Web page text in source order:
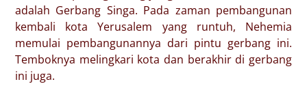
adalah Gerbang Singa. Pada zaman pembangunan
kembali kota Yerusalem yang runtuh, Nehemia
memulai pembangunannya dari pintu gerbang ini.
Temboknya melingkari kota dan berakhir di gerbang
ini juga.